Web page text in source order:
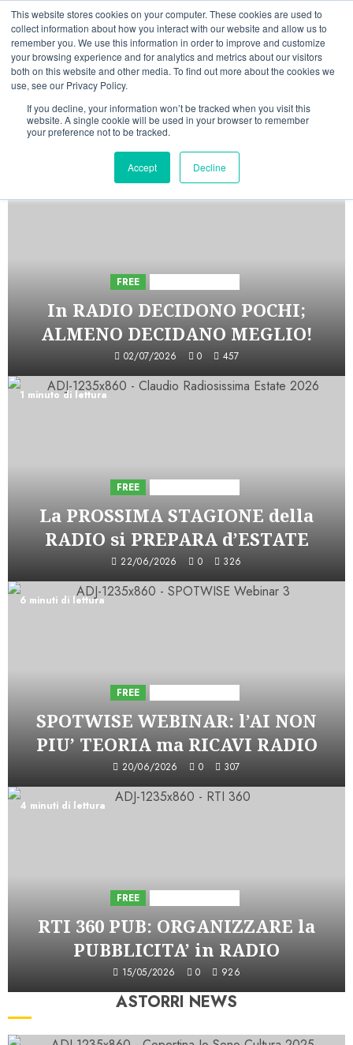
This website stores cookies on your computer. These cookies are used to
collect information about how you interact with our website and allow us to
remember you. We use this information in order to improve and customize
your browsing experience and for analytics and metrics about our visitors
both on this website and other media. To find out more about the cookies we
use, see our Privacy Policy.
If you decline, your information won’t be tracked when you visit this
website. A single cookie will be used in your browser to remember
your preference not to be tracked.
Accept Decline
Vai
contenuto
07/08/202602:39:36
LinkedinFacebook
X TelegramWhatsappMastodon
INIZIATIVE ASTORRI
FREE
In RADIO DECIDONO POCHI;
ALMENO DECIDANO MEGLIO!
02/07/2026 0 457
1 minuto di lettura
FREE
La PROSSIMA STAGIONE della
RADIO si PREPARA d’ESTATE
22/06/2026 0 326
6 minuti di lettura
FREE
SPOTWISE WEBINAR: l’AI NON
PIU’ TEORIA ma RICAVI RADIO
20/06/2026 0 307
4 minuti di lettura
FREE
RTI 360 PUB: ORGANIZZARE la
PUBBLICITA’ in RADIO
15/05/2026 0 926
ASTORRI NEWS